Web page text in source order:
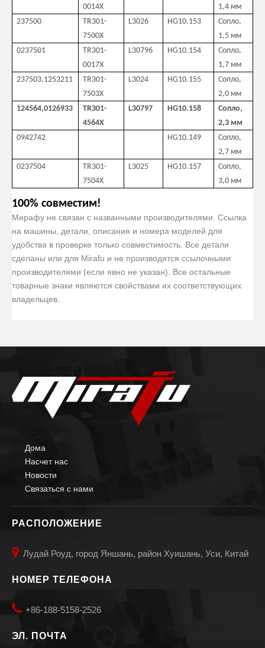
0014X
1,4 мм
237500
TR301-
7500X
L3026 HG10.153
Сопло,
1,5 мм
0237501
TR301-
0017X
L30796 HG10.154
Сопло,
1,7 мм
237503,1253211
TR301-
7503X
L3024 HG10.155
Сопло,
2,0 мм
124564,0126933
TR301-
4564X
L30797 HG10.158
Сопло,
2,3 мм
0942742
HG10.149
Сопло,
2,7 мм
0237504
TR301-
7504X
L3025 HG10.157
Сопло,
3,0 мм
100% совместим!
Мирафу не связан с названными производителями. Ссылка
на машины, детали, описания и номера моделей для
удобства в проверке только совместимость. Все детали
сделаны или для Mirafu и не производятся ссылочными
производителями (если явно не указан). Все остальные
товарные знаки являются свойствами их соответствующих
владельцев.
Дома
Насчет нас
Новости
Связаться с нами
РАСПОЛОЖЕНИЕ
 Лудай Роуд, город Яншань, район Хуишань, Уси, Китай
НОМЕР ТЕЛЕФОНА
 +86-188-5158-2526
ЭЛ. ПОЧТА